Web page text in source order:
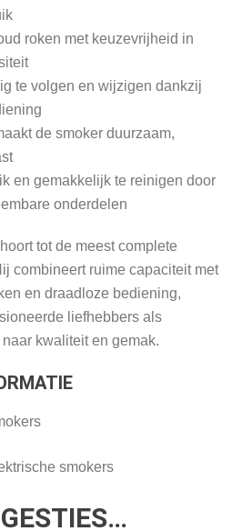
roken met keuzevrijheid in
te volgen en wijzigen dankzij
de smoker duurzaam,
en gemakkelijk te reinigen door
onderdelen
tot de meest complete
combineert ruime capaciteit met
en draadloze bediening,
liefhebbers als
kwaliteit en gemak.
smokers